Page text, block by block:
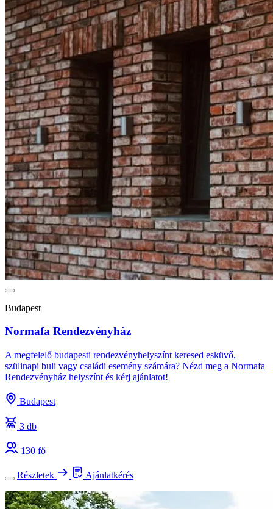
Budapest
Normafa Rendezvényház
A megfelelő budapesti rendezvényhelyszínt keresed esküvő,
szülinapi buli vagy családi esemény számára? Nézd meg a Normafa
Rendezvényház helyszínt és kérj ajánlatot!
Budapest
3 db
130 fő
Részletek Ajánlatkérés